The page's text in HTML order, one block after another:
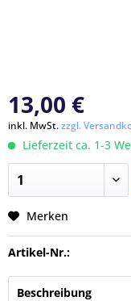
13,00 €
inkl. MwSt.zzgl.
Lieferzeit ca. 1-3
Merken
Artikel-Nr.:
Beschreibung